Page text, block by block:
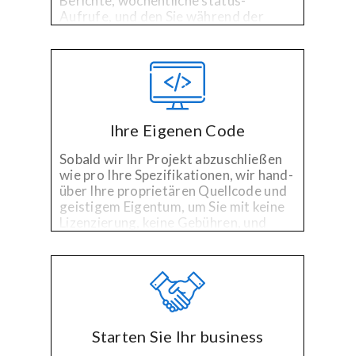
Aufrufe, und den Sie während der
Kommentare oder Bedenken.
Ihre Eigenen Code
Sobald wir Ihr Projekt abzuschließen
wie pro Ihre Spezifikationen, wir hand-
über Ihre proprietären Quellcode und
geistigem Eigentum, um Sie mit keine
Lizenzierung, keine Gebühren, und
Starten Sie Ihr business